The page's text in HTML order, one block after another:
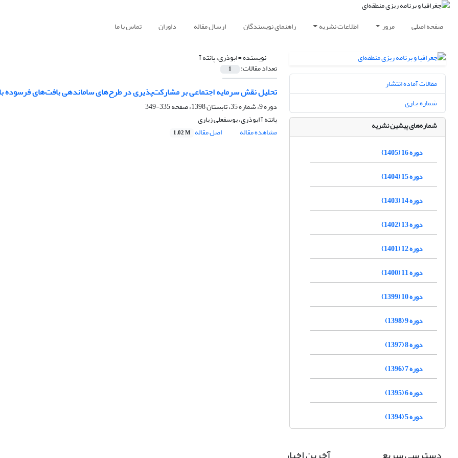
صفحه اصلی مرور اطلاعات نشریه راهنمای نویسندگان ارسال مقاله داوران تماس با ما
نویسنده =ابوذری، پانته آ
تعداد مقالات: 1
تحلیل نقش سرمایه اجتماعی بر مشارکت‌پذیری در طرح‌های ساماندهی بافت‌های فرسوده با رویکرد
دوره 9، شماره 35، تابستان 1398، صفحه
335-349
پانته آ ابوذری، یوسفعلی زیاری
مشاهده مقاله
اصل مقاله 1.02 M
مقالات آماده انتشار
شماره جاری
شماره‌های پیشین نشریه
دوره 16 (1405)
دوره 15 (1404)
دوره 14 (1403)
دوره 13 (1402)
دوره 12 (1401)
دوره 11 (1400)
دوره 10 (1399)
دوره 9 (1398)
دوره 8 (1397)
دوره 7 (1396)
دوره 6 (1395)
دوره 5 (1394)